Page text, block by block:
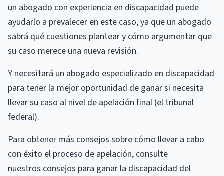
un abogado con experiencia en discapacidad puede
ayudarlo a prevalecer en este caso, ya que un abogado
sabrá qué cuestiones plantear y cómo argumentar que
su caso merece una nueva revisión.
Y necesitará un abogado especializado en discapacidad
para tener la mejor oportunidad de ganar si necesita
llevar su caso al nivel de apelación final (el tribunal
federal).
Para obtener más consejos sobre cómo llevar a cabo
con éxito el proceso de apelación, consulte
nuestros consejos para ganar la discapacidad del